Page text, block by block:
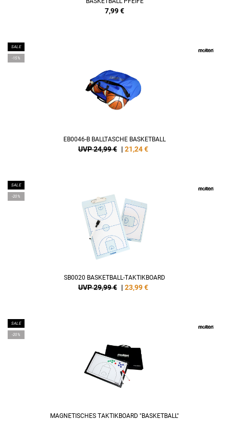
7,99€
SALE
-15%
EB0046-B BALLTASCHE BASKETBALL
UVP 24,99 € | 21,24€
SALE
-20%
SB0020 BASKETBALL-TAKTIKBOARD
UVP 29,99 € | 23,99€
SALE
-20%
MAGNETISCHES TAKTIKBOARD "BASKETBALL"